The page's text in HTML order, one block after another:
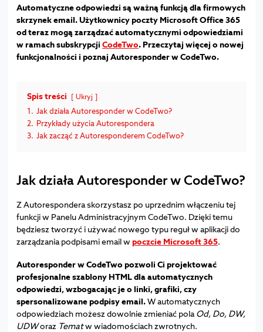
Automatyczne odpowiedzi są ważną funkcją dla firmowych
skrzynek email. Użytkownicy poczty Microsoft Office 365
od teraz mogą zarządzać automatycznymi odpowiedziami
w ramach subskrypcji CodeTwo. Przeczytaj więcej o nowej
funkcjonalności i poznaj Autoresponder w CodeTwo.
Spis treści Ukryj
1. Jak działa Autoresponder w CodeTwo?
2. Przykłady użycia Autorespondera
3. Jak zacząć z Autoresponderem CodeTwo?
Jak działa Autoresponder w CodeTwo?
Z Autorespondera skorzystasz po uprzednim włączeniu tej
funkcji w Panelu Administracyjnym CodeTwo. Dzięki temu
będziesz tworzyć i używać nowego typu reguł w aplikacji do
zarządzania podpisami email w poczcie Microsoft 365.
Autoresponder w CodeTwo pozwoli Ci projektować
profesjonalne szablony HTML dla automatycznych
odpowiedzi, wzbogacając je o linki, grafiki, czy
spersonalizowane podpisy email.W automatycznych
odpowiedziach możesz dowolnie zmieniać pola Od, Do, DW,
UDWoraz Tematw wiadomościach zwrotnych.